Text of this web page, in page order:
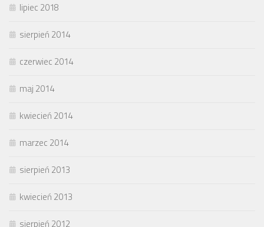
lipiec 2018
sierpień 2014
czerwiec 2014
maj 2014
kwiecień 2014
marzec 2014
sierpień 2013
kwiecień 2013
sierpień 2012